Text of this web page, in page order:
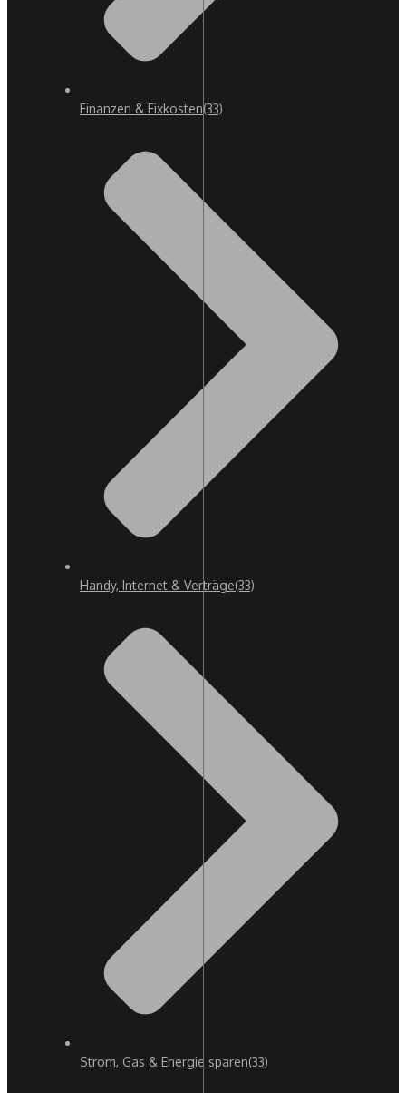
Finanzen & Fixkosten(33)
Handy, Internet & Verträge(33)
Strom, Gas & Energie sparen(33)